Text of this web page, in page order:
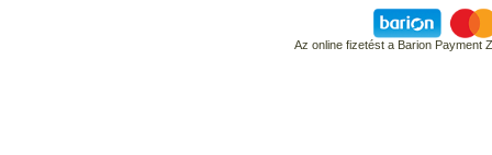
Az online fizetést a Barion Payment